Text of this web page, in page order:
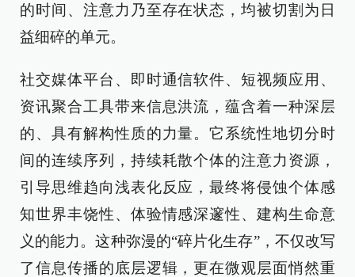
的时间、注意力乃至存在状态，均被切割为日
益细碎的单元。
社交媒体平台、即时通信软件、短视频应用、
资讯聚合工具带来信息洪流，蕴含着一种深层
的、具有解构性质的力量。它系统性地切分时
间的连续序列，持续耗散个体的注意力资源，
引导思维趋向浅表化反应，最终将侵蚀个体感
知世界丰饶性、体验情感深邃性、建构生命意
义的能力。这种弥漫的“碎片化生存”，不仅改写
了信息传播的底层逻辑，更在微观层面悄然重